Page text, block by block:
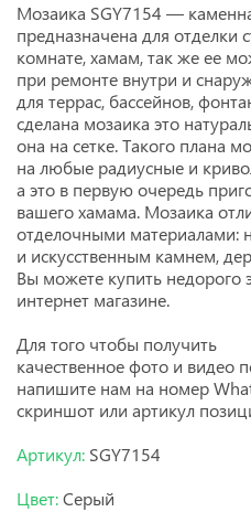
Мозаика SGY7154 —
предназначена для отделки
комнате, хамам, так же ее
при ремонте внутри и
для террас, бассейнов,
сделана мозаика это
она на сетке. Такого плана
на любые радиусные и
а это в первую очередь
вашего хамама. Мозаика
отделочными материалами:
и искусственным камнем,
Вы можете купить недорого
интернет магазине.
Для того чтобы получить
качественное фото и видео
напишите нам на номер
скриншот или артикул
Артикул: SGY7154
Цвет:Серый